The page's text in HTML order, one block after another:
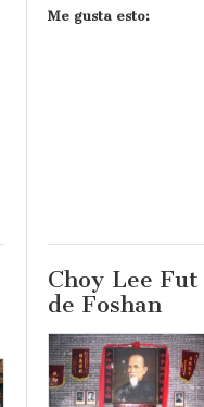
Me gusta esto:
Choy Lee Fut
de Foshan